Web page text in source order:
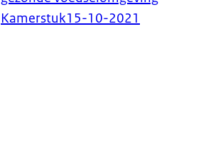
Kamerstuk15-10-2021